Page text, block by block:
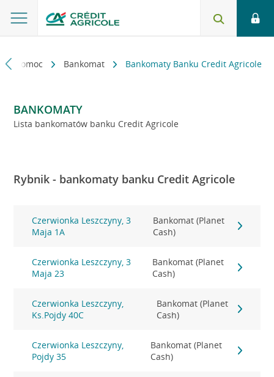
i pomoc Bankomat Bankomaty Banku Credit Agricole
BANKOMATY
Lista bankomatów banku Credit Agricole
Rybnik - bankomaty banku Credit Agricole
Czerwionka Leszczyny, 3
Maja 1A
Bankomat (Planet
Cash)
Czerwionka Leszczyny, 3
Maja 23
Bankomat (Planet
Cash)
Czerwionka Leszczyny,
Ks.Pojdy 40C
Bankomat (Planet
Cash)
Czerwionka Leszczyny,
Pojdy 35
Bankomat (Planet
Cash)